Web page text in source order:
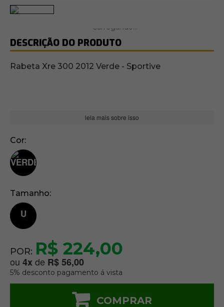
DESCRIÇÃO DO PRODUTO
Rabeta Xre 300 2012 Verde - Sportive
leia mais sobre isso
Cor
Tamanho
U
POR: R$ 224,00
ou 4xde R$ 56,00
5% desconto pagamento á vista
COMPRAR